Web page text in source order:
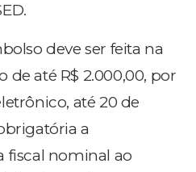
deve ser feita na
de até R$ 2.000,00, por
até 20 de
a
fiscal nominal ao